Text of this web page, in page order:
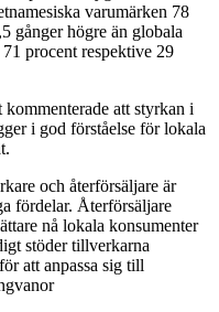
varumärken 78
gånger högre än globala
procent respektive 29
att styrkan i
i god förståelse för lokala
och återförsäljare är
fördelar. Återförsäljare
nå lokala konsumenter
stöder tillverkarna
att anpassa sig till